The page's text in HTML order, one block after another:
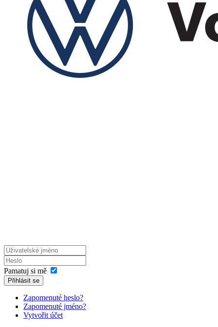
Pamatuj si mě
Přihlásit se
Zapomenuté heslo?
Zapomenuté jméno?
Vytvořit účet